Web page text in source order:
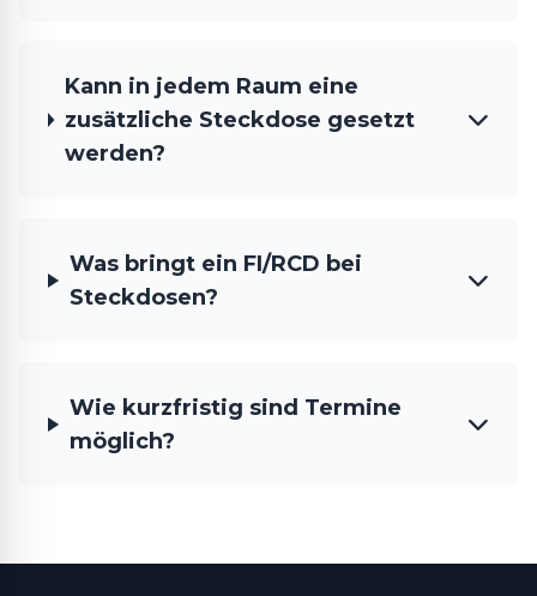
Kann in jedem Raum eine
zusätzliche Steckdose gesetzt
werden?
Was bringt ein FI/RCD bei
Steckdosen?
Wie kurzfristig sind Termine
möglich?